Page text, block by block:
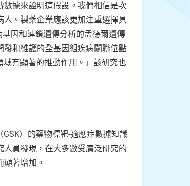
據來證明這假設。我們相信是次
。製藥企業應該更加注重選擇具
因和連鎖遺傳分析的孟德爾遺傳
和維護的全基因組疾病關聯位點
有顯著的推動作用。」該研究也
）的藥物標靶-適應症數據知識
員發現，在大多數受廣泛研究的
著增加。